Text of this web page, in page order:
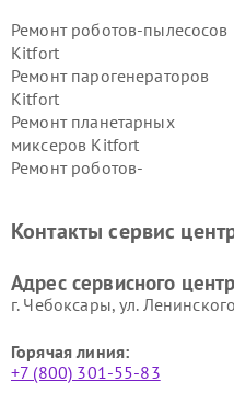
Ремонт роботов-пылесосов
Kitfort
Ремонт парогенераторов
Kitfort
Ремонт планетарных
миксеров Kitfort
Ремонт роботов-
Kitfort
Kitfort
Контакты сервис
Адрес сервисного
г. Чебоксары, ул.
Горячая линия:
+7 (800) 301-55-83